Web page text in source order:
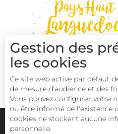
Plan du site Pays Haut
Gestion des
les cookies
Ce site web active par défaut
de mesure d'audience et des
Vous pouvez configurer votre
ou être informé de l'existence
cookies ne stockent aucune
personnelle.